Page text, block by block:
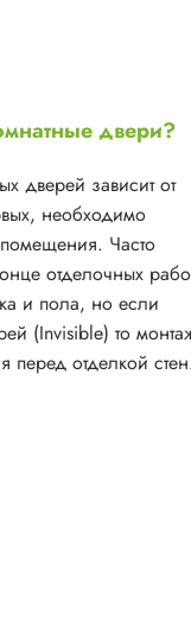
двери?
дверей зависит от
необходимо
помещения. Часто
отделочных
и пола, но если
(Invisible) то
перед отделкой